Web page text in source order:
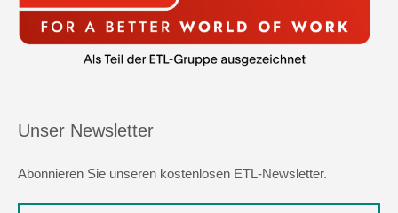
Unser Newsletter
Abonnieren Sie unseren kostenlosen ETL-Newsletter.